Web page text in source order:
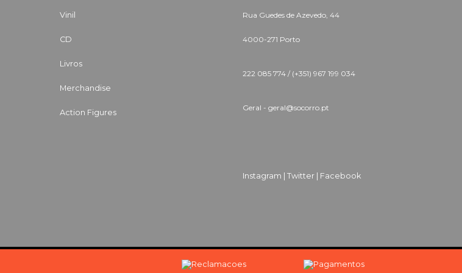
Vinil
CD
Livros
Merchandise
Action Figures
Rua Guedes de Azevedo, 44
4000-271 Porto
222 085 774 / (+351) 967 199 034
Geral - geral@socorro.pt
Instagram | Twitter | Facebook